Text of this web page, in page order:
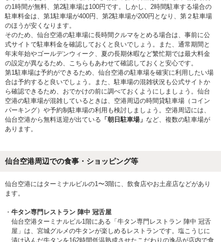
の1時間が無料、第2駐車場は100円です。しかし、2時間駐車する場合の
駐車料金は、第1駐車場が400円、第2駐車場が200円となり、第２駐車場
のほうが安くなります。
そのため、仙台空港の駐車場に長時間クルマをとめる場合は、事前に公
式サイトで駐車料金を確認しておくと良いでしょう。また、通常期間と
年末年始やゴールデンウィーク、夏の長期休暇など繁忙期では最大料金
の設定が異なるため、こちらもあわせて確認しておくと安心です。
第1駐車場は予約ができるため、仙台空港の駐車場を確実に利用したい場
合は予約すると良いでしょう。また、駐車場の混雑状況も公式サイトか
ら確認できるため、おでかけの前に調べておくようにしましょう。仙台
空港の駐車場が混雑しているときは、空港周辺の時間貸駐車場（コイン
パーキング）や予約制駐車場の利用も検討しましょう。空港周辺には、
仙台空港から無料送迎が出ている 「朝日駐車場」 など、複数の駐車場が
あります。
仙台空港周辺での食事・ショッピング等
仙台空港にはターミナルビルの1〜3階に、飲食店やお土産店などがあり
ます。
牛タン専門レストラン 陣中 冠舌屋
仙台空港ターミナルビル1階にある「牛タン専門レストラン 陣中 冠舌
屋」は、宮城グルメの牛タンが楽しめるレストランです。塩こうじに
漬け込んだ牛タンを162時間低温熟成させたこだわりの逸品が店内で食